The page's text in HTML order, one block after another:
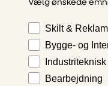
Vælg ønskede
Skilt &
Bygge- og
Bearbejdning